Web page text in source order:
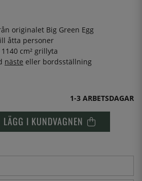
originalet Big Green Egg
åtta personer
1140 cm² grillyta
näste eller bordsställning
1-3 ARBETSDAGAR
LÄGG I KUNDVAGNEN